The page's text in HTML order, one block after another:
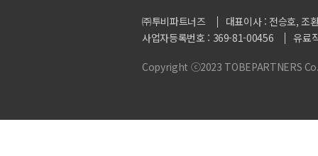
㈜투비파트너즈
대표이사 : 전승호, 조
사업자등록번호 : 369-81-00456
유료
Copyright ⓒ2023 TOBEPARTNERS